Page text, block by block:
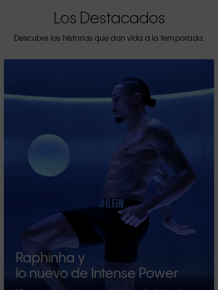
Los Destacados
Descubre las historias que dan vida a la temporada.
Raphinha y
lo nuevo de Intense Power